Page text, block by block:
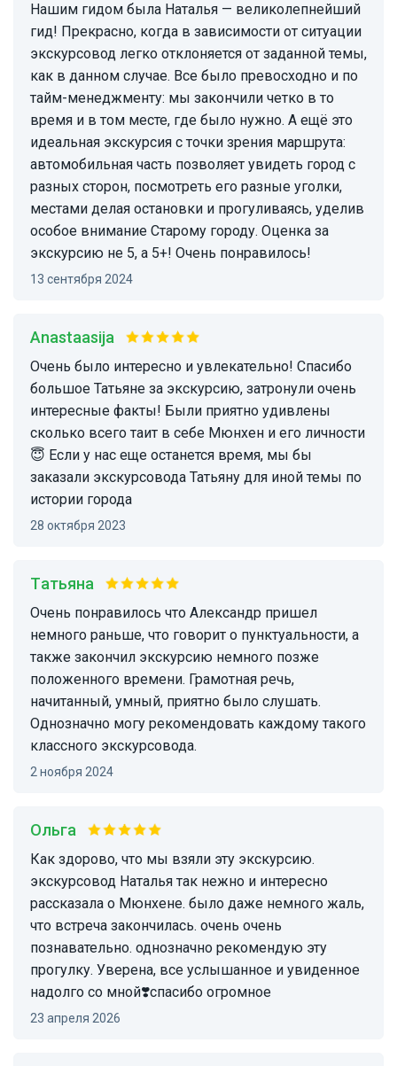
Нашим гидом была Наталья — великолепнейший
гид! Прекрасно, когда в зависимости от ситуации
экскурсовод легко отклоняется от заданной темы,
как в данном случае. Все было превосходно и по
тайм-менеджменту: мы закончили четко в то
время и в том месте, где было нужно. А ещё это
идеальная экскурсия с точки зрения маршрута:
автомобильная часть позволяет увидеть город с
разных сторон, посмотреть его разные уголки,
местами делая остановки и прогуливаясь, уделив
особое внимание Старому городу. Оценка за
экскурсию не 5, а 5+! Очень понравилось!
13 сентября 2024
Anastaasija
Очень было интересно и увлекательно! Спасибо
большое Татьяне за экскурсию, затронули очень
интересные факты! Были приятно удивлены
сколько всего таит в себе Мюнхен и его личности
😇 Если у нас еще останется время, мы бы
заказали экскурсовода Татьяну для иной темы по
истории города
28 октября 2023
Татьяна
Очень понравилось что Александр пришел
немного раньше, что говорит о пунктуальности, а
также закончил экскурсию немного позже
положенного времени. Грамотная речь,
начитанный, умный, приятно было слушать.
Однозначно могу рекомендовать каждому такого
классного экскурсовода.
2 ноября 2024
Ольга
Как здорово, что мы взяли эту экскурсию.
экскурсовод Наталья так нежно и интересно
рассказала о Мюнхене. было даже немного жаль,
что встреча закончилась. очень очень
познавательно. однозначно рекомендую эту
прогулку. Уверена, все услышанное и увиденное
надолго со мной❣️спасибо огромное
23 апреля 2026